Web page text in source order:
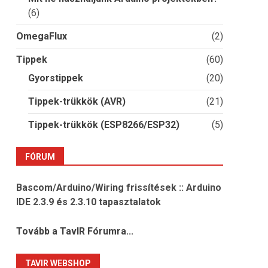
(6)
OmegaFlux (2)
Tippek
(60)
Gyorstippek
(20)
Tippek-trükkök (AVR) (21)
Tippek-trükkök (ESP8266/ESP32) (5)
FÓRUM
Bascom/Arduino/Wiring frissítések :: Arduino
IDE 2.3.9 és 2.3.10 tapasztalatok
Tovább a TavIR Fórumra...
TAVIR WEBSHOP